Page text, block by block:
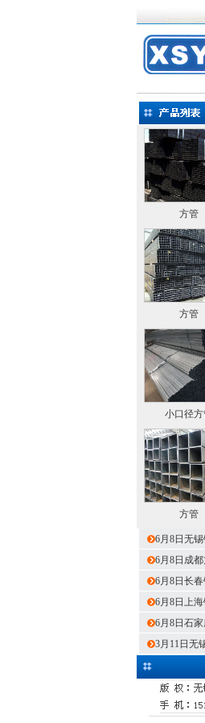
方管
方管
小口径方
方管
6月8日无
6月8日成
6月8日长
6月8日上
6月8日石
3月11日无